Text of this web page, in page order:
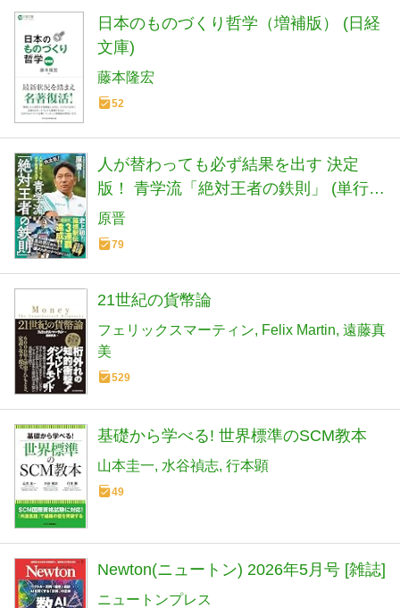
日本のものづくり哲学（増補版） (日経
文庫)
藤本隆宏
52
人が替わっても必ず結果を出す 決定
版！ 青学流「絶対王者の鉄則」 (単行
本)
原晋
79
21世紀の貨幣論
フェリックスマーティン Felix Martin 遠藤真
美
529
基礎から学べる! 世界標準のSCM教本
山本圭一 水谷禎志 行本顕
49
Newton(ニュートン) 2026年5月号 [雑誌]
ニュートンプレス